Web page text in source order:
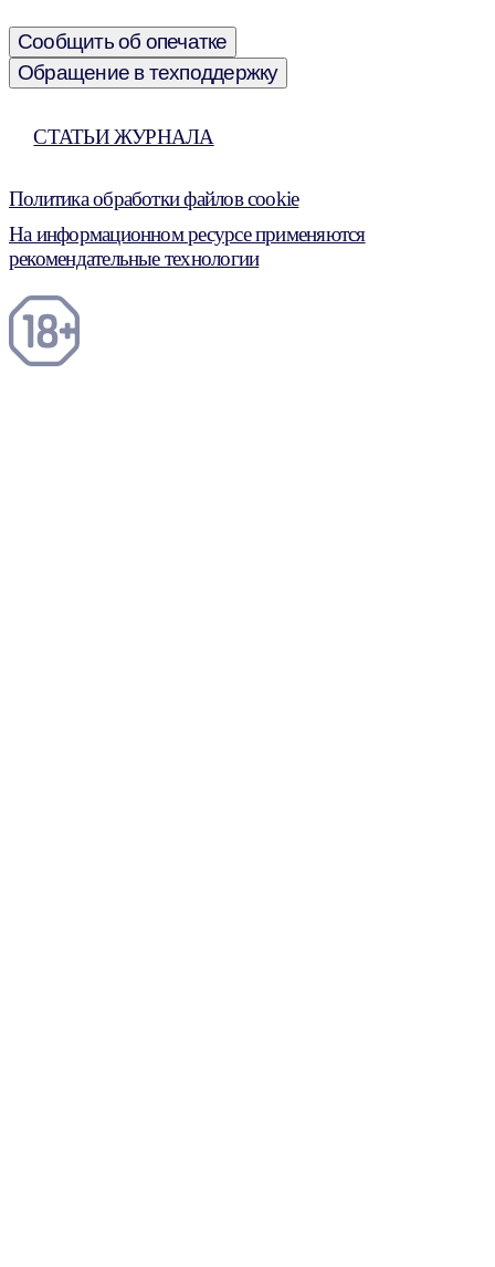
Сообщить об опечатке
Обращение в техподдержку
СТАТЬИ ЖУРНАЛА
Политика обработки файлов cookie
На информационном ресурсе применяются
рекомендательные технологии